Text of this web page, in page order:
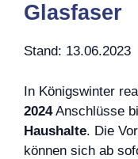
Glasfaser
Stand: 13.06.2023
In Königswinter
2024Anschlüsse
Haushalte. Die
können sich ab